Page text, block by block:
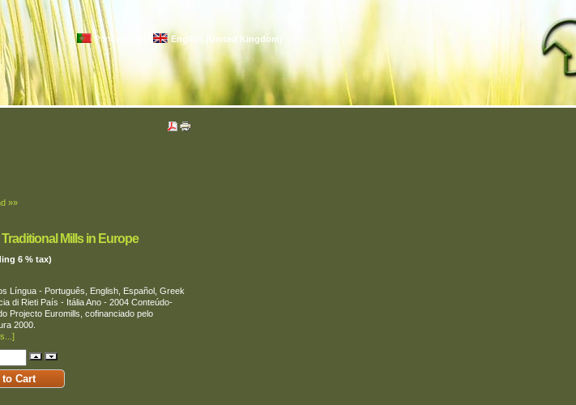
Português (pt-PT) English (United Kingdom)
»»
Traditional Mills in Europe
6 % tax)
Língua - Português, English, Español, Greek
di Rieti País - Itália Ano - 2004 Conteúdo-
Projecto Euromills, cofinanciado pelo
2000.